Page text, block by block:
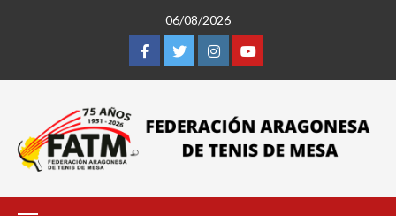
06/08/2026
Facebook
TwitterInstagramYoutube